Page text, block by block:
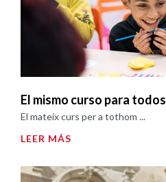
El mismo curso para todos
El mateix curs per a tothom ...
LEER MÁS